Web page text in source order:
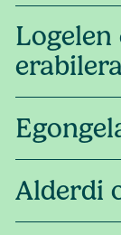
Alderdi